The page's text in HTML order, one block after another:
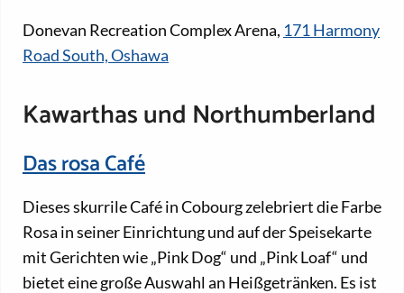
Donevan Recreation Complex Arena, 171 Harmony
Road South, Oshawa
Kawarthas und Northumberland
Das rosa Café
Dieses skurrile Café in Cobourg zelebriert die Farbe
Rosa in seiner Einrichtung und auf der Speisekarte
mit Gerichten wie „Pink Dog“ und „Pink Loaf“ und
bietet eine große Auswahl an Heißgetränken. Es ist